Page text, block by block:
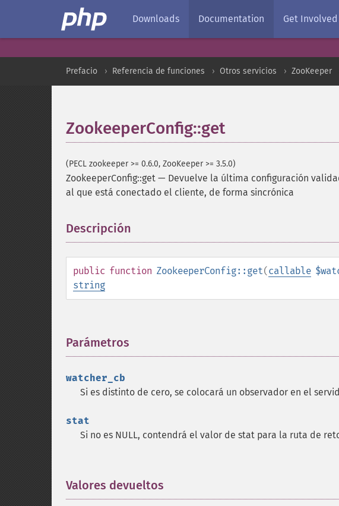
Downloads Documentation Get Involved
Prefacio Referencia de funciones Otros servicios ZooKeeper
ZookeeperConfig::get
(PECL zookeeper >= 0.6.0, ZooKeeper >= 3.5.0)
ZookeeperConfig::get — Devuelve la última configuración
al que está conectado el cliente, de forma sincrónica
Descripción
public function ZookeeperConfig::get(callable
string
Parámetros
watcher_cb
Si es distinto de cero, se colocará un observador en el
stat
Si no es NULL, contendrá el valor de stat para la ruta de
Valores devueltos